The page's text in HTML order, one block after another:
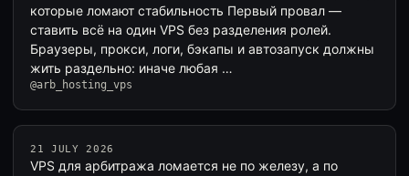
которые ломают стабильность Первый провал —
ставить всё на один VPS без разделения ролей.
Браузеры, прокси, логи, бэкапы и автозапуск должны
жить раздельно: иначе любая …
@arb_hosting_vps
21 JULY 2026
VPS для арбитража ломается не по железу, а по